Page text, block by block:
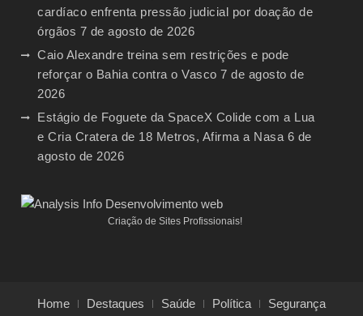
cardíaco enfrenta pressão judicial por doação de
órgãos 7 de agosto de 2026
Caio Alexandre treina sem restrições e pode
reforçar o Bahia contra o Vasco 7 de agosto de
2026
Estágio de Foguete da SpaceX Colide com a Lua
e Cria Cratera de 18 Metros, Afirma a Nasa 6 de
agosto de 2026
Criação de Sites Profissionais!
Home Destaques Saúde Política
Segurança